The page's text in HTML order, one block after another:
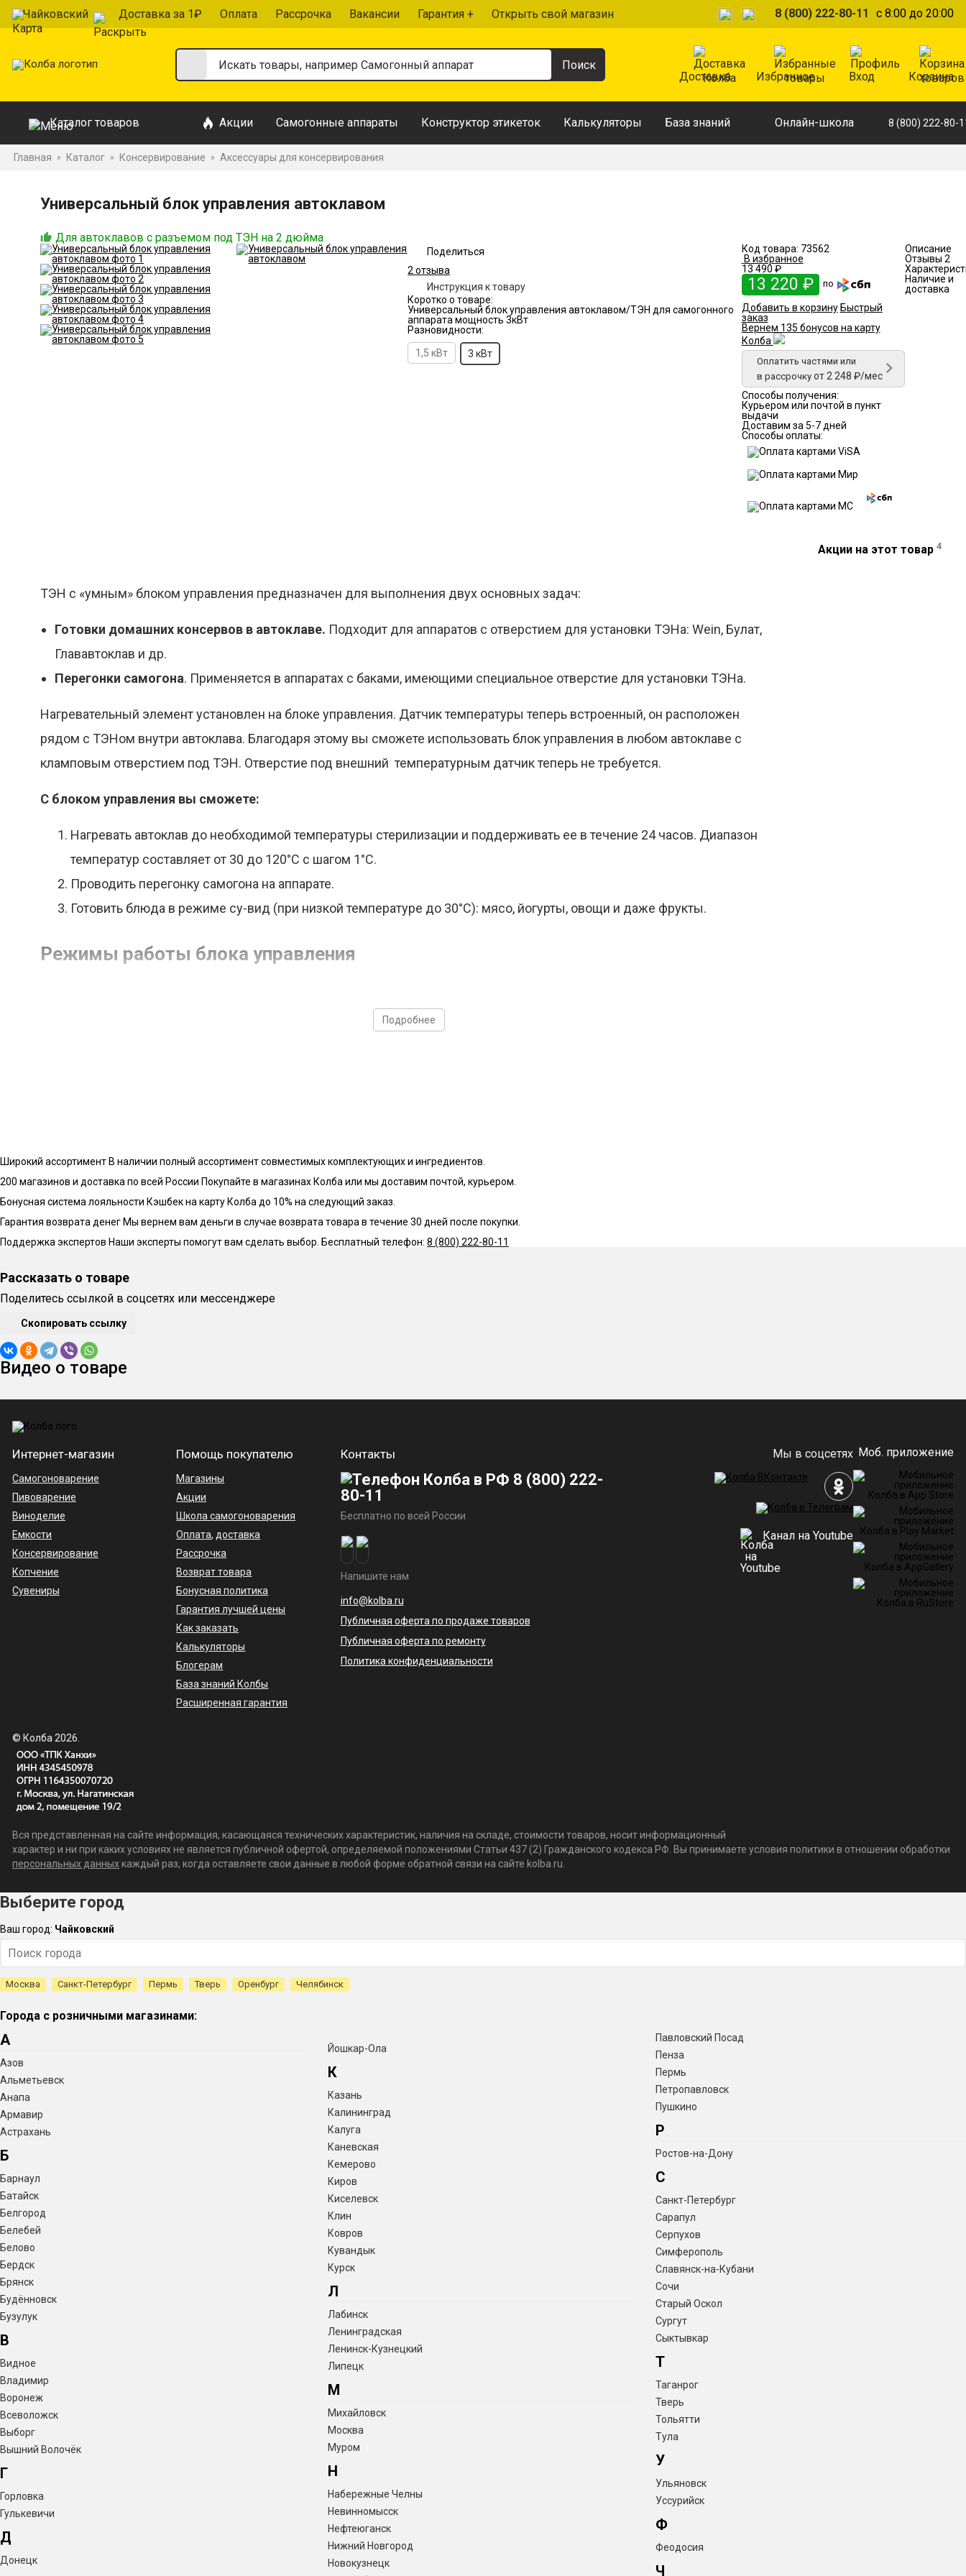
Чайковский Доставка за 1₽ Оплата Рассрочка Вакансии Гарантия + Открыть свой магазин 8 (800) 222-80-11 с 8:00 до 20:00
Доставка Избранное Вход Корзина
Каталог товаров Акции Самогонные аппараты Конструктор этикеток Калькуляторы База знаний Онлайн-школа 8 (800) 222-80-
Главная » Каталог » Консервирование » Аксессуары для консервирования
Универсальный блок управления автоклавом
Для автоклавов с разъемом под ТЭН на 2 дюйма
Поделиться
2 отзыва
Инструкция к товару
Коротко о товаре:
Универсальный блок управления автоклавом/ТЭН для самогонного
аппарата мощность 3кВт
Разновидности:
1,5 кВт
3 кВт
Код товара: 73562
В избранное
13 490 ₽
13 220 ₽ по
Добавить в корзину Быстрый
заказ
Вернем 135 бонусов на карту
Колба
Оплатить частями или
в рассрочку от 2 248 ₽/мес
Способы получения:
Курьером или почтой в пункт
выдачи
Доставим за 5-7 дней
Способы оплаты:
Описание
Отзывы 2
Наличие и
доставка
ТЭН с «умным» блоком управления предназначен для выполнения двух основных задач:
Готовки домашних консервов в автоклаве. Подходит для аппаратов с отверстием для установки ТЭНа: Wein, Булат,
Глававтоклав и др.
Перегонки самогона. Применяется в аппаратах с баками, имеющими специальное отверстие для установки ТЭНа.
Нагревательный элемент установлен на блоке управления. Датчик температуры теперь встроенный, он расположен
рядом с ТЭНом внутри автоклава. Благодаря этому вы сможете использовать блок управления в любом автоклаве с
кламповым отверстием под ТЭН. Отверстие под внешний температурным датчик теперь не требуется.
С блоком управления вы сможете:
Нагревать автоклав до необходимой температуры стерилизации и поддерживать ее в течение 24 часов. Диапазон
температур составляет от 30 до 120°C с шагом 1°C.
Проводить перегонку самогона на аппарате.
Готовить блюда в режиме су-вид (при низкой температуре до 30°C): мясо, йогурты, овощи и даже фрукты.
Режимы работы блока управления
Подходит для приготовления нестандартных консерваций и су-вид блюд.
Для контроля перегонки самогона. Позволяет управлять мощностью ТЭНа 3 кВт с точностью до 1% и
отслеживать температуру в кубе.
Предотвращает ошибкив выборе температуры и времени готовки благодаря встроенным рецептам. Тем самым
экономит время и деньги, которые не тратятся на испорченные продукты.
Упрощает процесс консервации
Освобождает от необходимости постоянного контроля устройства.
Экономит электроэнергиюза счет эффективности нагрева при помощи ТЭНа.
Универсальное решение
Комплектация
Блок управления автоклавом
Паспорт блока управления автоклавом
Подробнее
Акции на этот товар 4
Широкий ассортимент В наличии полный ассортимент совместимых комплектующих и ингредиентов.
200 магазинов и доставка по всей России Покупайте в магазинах Колба или мы доставим почтой, курьером.
Бонусная система лояльности Кэшбек на карту Колба до 10% на следующий заказ.
Гарантия возврата денег Мы вернем вам деньги в случае возврата товара в течение 30 дней после покупки.
Поддержка экспертов Наши эксперты помогут вам сделать выбор. Бесплатный телефон: 8 (800) 222-80-11
Рассказать о товаре
Поделитесь ссылкой в соцсетях или мессенджере
Скопировать ссылку
Видео о товаре
Интернет-магазин
Самогоноварение
Пивоварение
Виноделие
Емкости
Консервирование
Копчение
Сувениры
Помощь покупателю
Магазины
Акции
Школа самогоноварения
Оплата, доставка
Рассрочка
Возврат товара
Бонусная политика
Гарантия лучшей цены
Как заказать
Калькуляторы
Блогерам
База знаний Колбы
Расширенная гарантия
Контакты
8 (800) 222-
80-11
Бесплатно по всей России
Напишите нам
info@kolba.ru
Публичная оферта по продаже товаров
Публичная оферта по ремонту
Политика конфиденциальности
Мы в соцсетях
Канал на Youtube
Моб. приложение
© Колба 2026.
Вся представленная на сайте информация, касающаяся технических характеристик, наличия на складе, стоимости товаров, носит информационный
характер и ни при каких условиях не является публичной офертой, определяемой положениями Статьи 437 (2) Гражданского кодекса РФ. Вы принимаете условия политики в отношении обработки
персональных данныхкаждый раз, когда оставляете свои данные в любой форме обратной связи на сайте kolba.ru.
Выберите город
Ваш город: Чайковский
Москва Санкт-Петербург Пермь Тверь Оренбург Челябинск
Города с розничными магазинами:
А
Азов
Альметьевск
Анапа
Армавир
Астрахань
Б
Барнаул
Батайск
Белгород
Белебей
Белово
Бердск
Брянск
Будённовск
Бузулук
В
Видное
Владимир
Воронеж
Всеволожск
Выборг
Вышний Волочёк
Г
Горловка
Гулькевичи
Д
Донецк
Йошкар-Ола
К
Казань
Калининград
Калуга
Каневская
Кемерово
Киров
Киселевск
Клин
Ковров
Кувандык
Курск
Л
Лабинск
Ленинградская
Ленинск-Кузнецкий
Липецк
М
Михайловск
Москва
Муром
Н
Набережные Челны
Невинномысск
Нефтеюганск
Нижний Новгород
Новокузнецк
Павловский Посад
Пенза
Пермь
Петропавловск
Пушкино
Р
Ростов-на-Дону
С
Санкт-Петербург
Сарапул
Серпухов
Симферополь
Славянск-на-Кубани
Сочи
Старый Оскол
Сургут
Сыктывкар
Т
Таганрог
Тверь
Тольятти
Тула
У
Ульяновск
Уссурийск
Ф
Феодосия
Ч